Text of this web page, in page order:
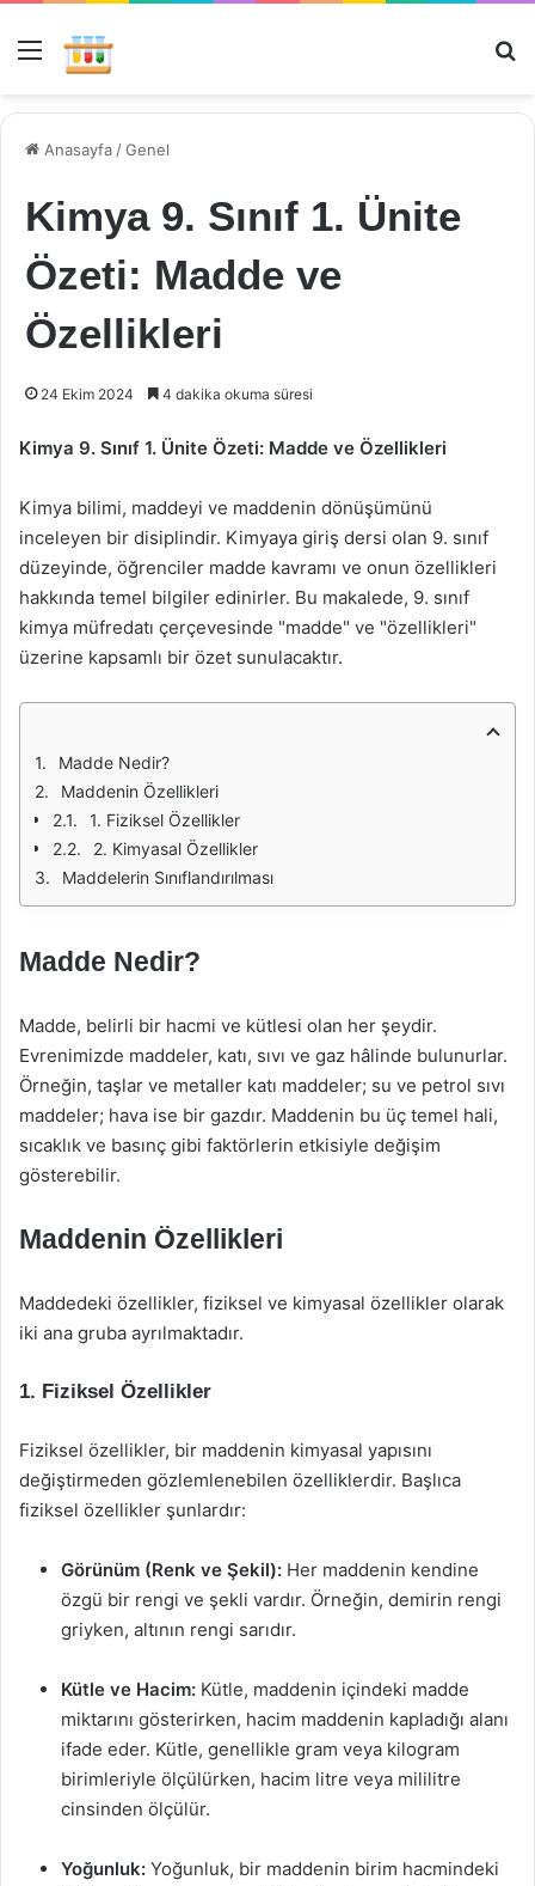
Menü
Anasayfa /Genel
Kimya 9. Sınıf 1. Ünite
Özeti: Madde ve
Özellikleri
24 Ekim 2024 4 dakika okuma süresi
Kimya 9. Sınıf 1. Ünite Özeti: Madde ve Özellikleri
Kimya bilimi, maddeyi ve maddenin dönüşümünü
inceleyen bir disiplindir. Kimyaya giriş dersi olan 9. sınıf
düzeyinde, öğrenciler madde kavramı ve onun özellikleri
hakkında temel bilgiler edinirler. Bu makalede, 9. sınıf
kimya müfredatı çerçevesinde "madde" ve "özellikleri"
üzerine kapsamlı bir özet sunulacaktır.
Madde Nedir?
Maddenin Özellikleri
1. Fiziksel Özellikler
2. Kimyasal Özellikler
Maddelerin Sınıflandırılması
Madde Nedir?
Madde, belirli bir hacmi ve kütlesi olan her şeydir.
Evrenimizde maddeler, katı, sıvı ve gaz hâlinde bulunurlar.
Örneğin, taşlar ve metaller katı maddeler; su ve petrol sıvı
maddeler; hava ise bir gazdır. Maddenin bu üç temel hali,
sıcaklık ve basınç gibi faktörlerin etkisiyle değişim
gösterebilir.
Maddenin Özellikleri
Maddedeki özellikler, fiziksel ve kimyasal özellikler olarak
iki ana gruba ayrılmaktadır.
1. Fiziksel Özellikler
Fiziksel özellikler, bir maddenin kimyasal yapısını
değiştirmeden gözlemlenebilen özelliklerdir. Başlıca
fiziksel özellikler şunlardır:
Görünüm (Renk ve Şekil): Her maddenin kendine
özgü bir rengi ve şekli vardır. Örneğin, demirin rengi
griyken, altının rengi sarıdır.
Kütle ve Hacim: Kütle, maddenin içindeki madde
miktarını gösterirken, hacim maddenin kapladığı alanı
ifade eder. Kütle, genellikle gram veya kilogram
birimleriyle ölçülürken, hacim litre veya mililitre
cinsinden ölçülür.
Yoğunluk: Yoğunluk, bir maddenin birim hacmindeki